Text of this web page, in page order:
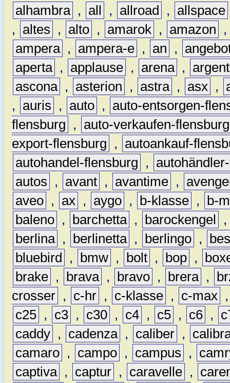
alhambra , all , allroad , allspace
,
altes , alto , amarok , amazon
ampera , ampera-e , an ,
aperta , applause , arena ,
ascona , asterion , astra , asx ,
,
auris , auto ,
auto-entsorgen-
flensburg
,
auto-verkaufen-flensburg
export-flensburg
,
autoankauf-
autohandel-flensburg
,
autos
, avant , avantime ,
aveo , ax , aygo , b-klasse ,
b-
baleno , barchetta , barockengel
berlina , berlinetta , berlingo ,
bluebird
, bmw , bolt , bop ,
brake , brava , bravo , brera ,
crosser , c-hr , c-klasse , c-max
c25 , c3 , c30 , c4 , c5 , c6 ,
caddy , cadenza , caliber ,
camaro , campo , campus ,
captiva , captur , caravelle ,